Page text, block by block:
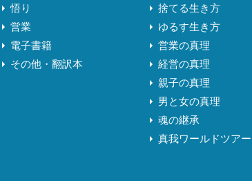
悟り
営業
電子書籍
その他・翻訳本
捨てる生き方
ゆるす生き方
営業の真理
経営の真理
親子の真理
男と女の真理
魂の継承
真我ワールドツアー